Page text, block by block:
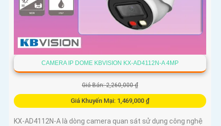
CAMERA IP DOME KBVISION KX-AD4112N-A 4MP
Giá Bán: 2,260,000 ₫
Giá Khuyến Mại: 1,469,000 ₫
KX-AD4112N-A là dòng camera quan sát sử dụng công nghệ